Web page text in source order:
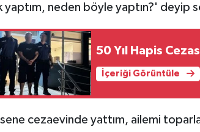
yaptım, neden böyle yaptın?' deyip
50 Yıl Hapis
İçeriği Görüntüle
cezaevinde yattım, ailemi